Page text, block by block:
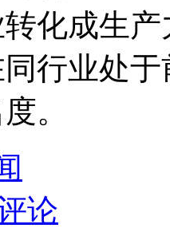
化成生
行业处
。
论